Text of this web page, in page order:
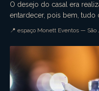
O desejo do casal era
entardecer, pois bem,
📍 espaço Monett Eventos — São